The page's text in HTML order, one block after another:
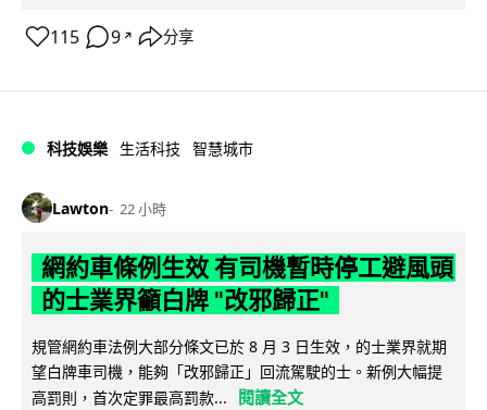
115 9 ↗ 分享
科技娛樂 生活科技 智慧城市
Lawton 22 小時
網約車條例生效 有司機暫時停工避風頭
的士業界籲白牌 "改邪歸正"
規管網約車法例大部分條文已於 8 月 3 日生效，的士業界就期
望白牌車司機，能夠「改邪歸正」回流駕駛的士。新例大幅提
高罰則，首次定罪最高罰款...
閱讀全文